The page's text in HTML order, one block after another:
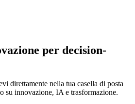
per decision-
direttamente nella tua casella di posta
su innovazione, IA e trasformazione.